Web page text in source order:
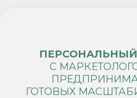
С
ГОТОВЫХ